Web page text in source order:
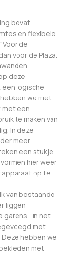
bevat
en flexibele
de
voor de Plaza.
deze
een logische
we met
met een
te maken van
In deze
meer
een stukje
hier weer
op te
van bestaande
liggen
“In het
met
hebben we
met